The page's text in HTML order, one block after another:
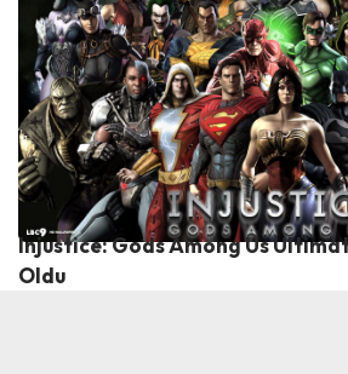
Injustice: Gods Among Us
Oldu